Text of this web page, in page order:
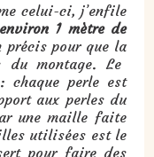
celui-ci, j’enfile
environ 1 mètre de
précis pour que la
montage. Le
chaque perle est
aux perles du
une maille faite
utilisées est le
pour faire des